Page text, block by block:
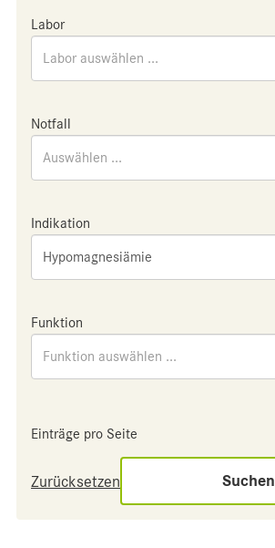
Labor
Labor auswählen ...
Notfall
Auswählen ...
Indikation
Hypomagnesiämie
Funktion
Funktion auswählen ...
Einträge pro Seite
Zurücksetzen Suchen